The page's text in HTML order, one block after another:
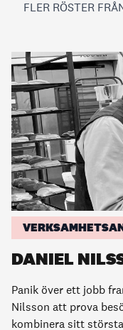
FLER RÖSTER
DANIEL
Panik över ett jobb
Nilsson att prova
kombinera sitt